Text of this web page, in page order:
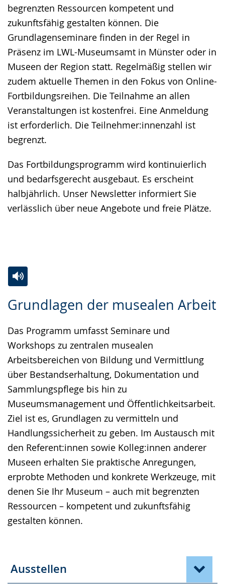
begrenzten Ressourcen kompetent und
zukunftsfähig gestalten können. Die
Grundlagenseminare finden in der Regel in
Präsenz im LWL-Museumsamt in Münster oder in
Museen der Region statt. Regelmäßig stellen wir
zudem aktuelle Themen in den Fokus von Online-
Fortbildungsreihen. Die Teilnahme an allen
Veranstaltungen ist kostenfrei. Eine Anmeldung
ist erforderlich. Die Teilnehmer:innenzahl ist
begrenzt.
Das Fortbildungsprogramm wird kontinuierlich
und bedarfsgerecht ausgebaut. Es erscheint
halbjährlich. Unser Newsletter informiert Sie
verlässlich über neue Angebote und freie Plätze.
Grundlagen der musealen Arbeit
Das Programm umfasst Seminare und
Workshops zu zentralen musealen
Arbeitsbereichen von Bildung und Vermittlung
über Bestandserhaltung, Dokumentation und
Sammlungspflege bis hin zu
Museumsmanagement und Öffentlichkeitsarbeit.
Ziel ist es, Grundlagen zu vermitteln und
Handlungssicherheit zu geben. Im Austausch mit
den Referent:innen sowie Kolleg:innen anderer
Museen erhalten Sie praktische Anregungen,
erprobte Methoden und konkrete Werkzeuge, mit
denen Sie Ihr Museum – auch mit begrenzten
Ressourcen – kompetent und zukunftsfähig
gestalten können.
Leichten
wechseln.
Audio-
Video
Deutscher
Gebärdensprache
wird
angezeigt.
Ausstellen